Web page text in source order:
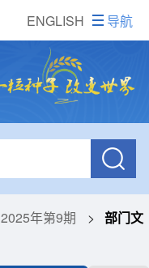
ENGLISH 导航
2025年第9期 >
部门文